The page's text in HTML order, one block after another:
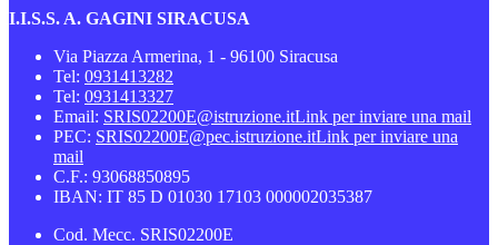
I.I.S.S. A. GAGINI SIRACUSA
Via Piazza Armerina, 1 - 96100 Siracusa
Tel: 0931413282
Tel: 0931413327
Email: SRIS02200E@istruzione.itLink per inviare una mail
PEC: SRIS02200E@pec.istruzione.itLink per inviare una
mail
C.F.: 93068850895
IBAN: IT 85 D 01030 17103 000002035387
Cod. Mecc. SRIS02200E